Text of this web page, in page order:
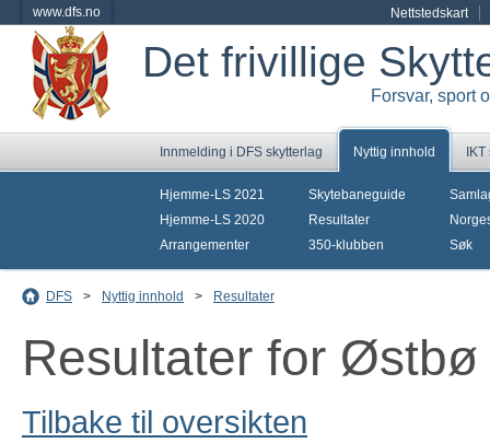
www.dfs.no Nettstedskart
Det frivillige
Forsvar, sport
Innmelding i DFS skytterlag Nyttig innhold
Hjemme-LS 2021
Hjemme-LS 2020
Arrangementer
Skytebaneguide
Resultater
350-klubben
Søk
DFS > Nyttig innhold > Resultater
Resultater for Østbø
Tilbake til oversikten